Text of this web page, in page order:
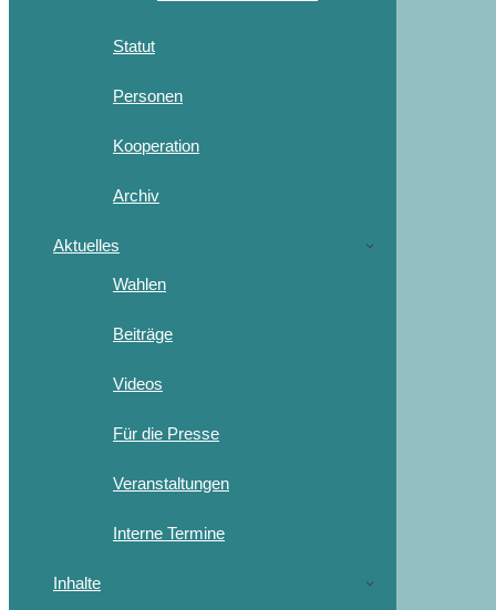
Statut
Personen
Kooperation
Archiv
Aktuelles
Wahlen
Beiträge
Videos
Für die Presse
Veranstaltungen
Interne Termine
Inhalte